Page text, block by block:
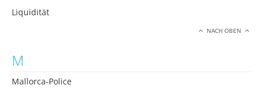
Liquidität
NACH OBEN
M
Mallorca-Police